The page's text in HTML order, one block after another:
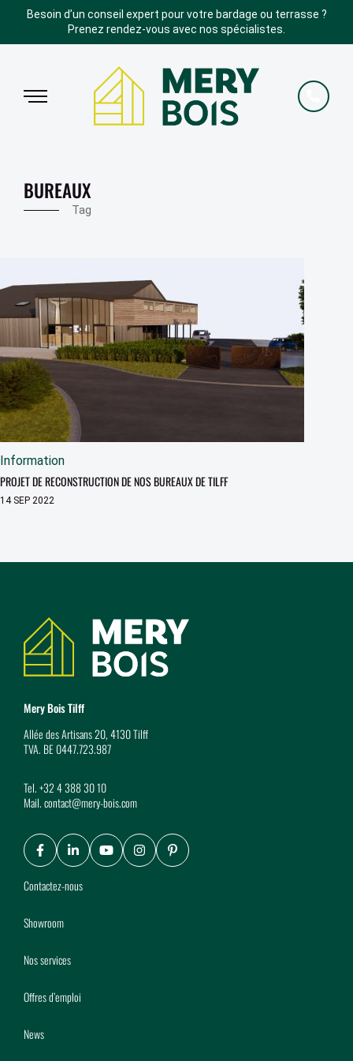
Besoin d’un conseil expert pour votre bardage ou terrasse ?
Prenez rendez-vous avec nos spécialistes.
Tag
BUREAUX
Information
PROJET DE RECONSTRUCTION DE NOS BUREAUX DE TILFF
14 SEP 2022
Coordonnées
Mery Bois Tilff
Allée des Artisans 20, 4130 Tilff
TVA. BE 0447.723.987
Tel.+32 4 388 30 10
Mail.contact@mery-bois.com
Facebook
LinkedIn
YoutubeInstagram
Pinterest
Contactez-nous
Showroom
Nos services
Offres d’emploi
News